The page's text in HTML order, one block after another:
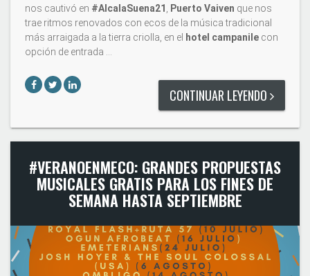
nos cautivó en #AlcalaSuena21 Puerto Vaiven que nos
trae ritmos renovados con ecos de la música tradicional
más arraigada a la tierra criolla, en el hotel campanile con
opción de entrada …
CONTINUAR LEYENDO
#VERANOENMECO: GRANDES PROPUESTAS
MUSICALES GRATIS PARA LOS FINES DE
SEMANA HASTA SEPTIEMBRE